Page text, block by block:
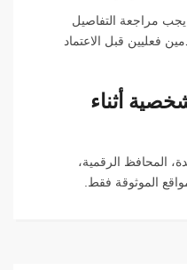
يجب مراجعة التفاصيل
فعليين قبل الاعتماد
أثناء
المحافظ الرقمية،
الموثوقة فقط.